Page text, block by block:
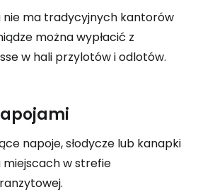
nie ma tradycyjnych kantorów
można wypłacić z
w hali przylotów i odlotów.
napoje, słodycze lub kanapki
miejscach w strefie